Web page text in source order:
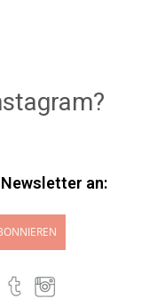
an: